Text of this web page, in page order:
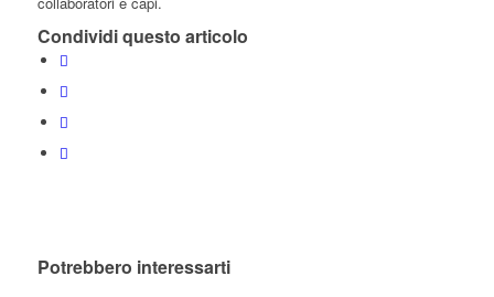
Condividi questo articolo
Potrebbero interessarti